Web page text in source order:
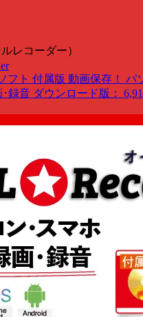
レコーダー）
フト 付属版 動画保存！ パ
･録音 ダウンロード版：